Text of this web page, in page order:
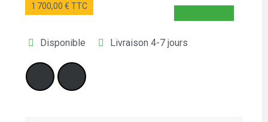
1 700,00 € TTC
Disponible Livraison 4-7 jours